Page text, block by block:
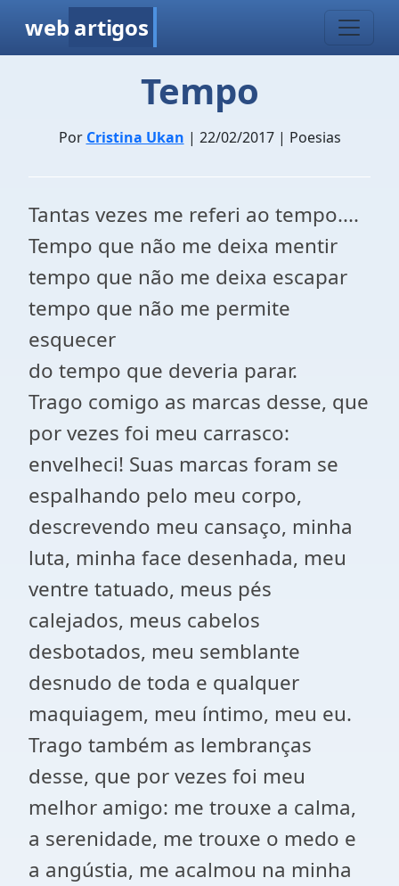
web artigos
Tempo
Por Cristina Ukan | 22/02/2017 | Poesias
Tantas vezes me referi ao tempo....
Tempo que não me deixa mentir
tempo que não me deixa escapar
tempo que não me permite
esquecer
do tempo que deveria parar.
Trago comigo as marcas desse, que
por vezes foi meu carrasco:
envelheci! Suas marcas foram se
espalhando pelo meu corpo,
descrevendo meu cansaço, minha
luta, minha face desenhada, meu
ventre tatuado, meus pés
calejados, meus cabelos
desbotados, meu semblante
desnudo de toda e qualquer
maquiagem, meu íntimo, meu eu.
Trago também as lembranças
desse, que por vezes foi meu
melhor amigo: me trouxe a calma,
a serenidade, me trouxe o medo e
a angústia, me acalmou na minha